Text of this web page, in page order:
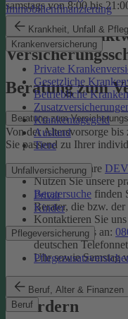
Immobilienfinanzierung
Krankheit, Unfall &
Krankenversicherung
Private
Gesetzliche
Betriebliche
Krankentagegeld
Ausland
Tiere
Unfallversicherung
Privat
Kinder
Pflegeversicherung
Beruf, Alter & Finanzen
Beruf
samstags von 8:00 bis
Unsere
Beratung zum
Beratung zum
Von der Altersvorsorge bis
Sie passend zu Ihrer
Finden Sie Ihre
Nutzen Sie unsere
Beratersuche finden
Berater, die bzw.
Kontaktieren Sie
Rufen Sie uns an:
deutschen
Uhr sowie Samstag
Tarif online
anfordern